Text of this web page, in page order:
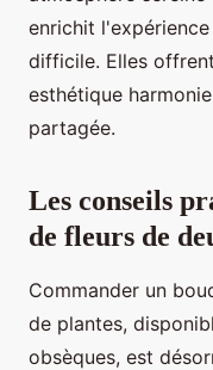
enrichit
difficile. Elles
esthétique
partagée.
Les conseils
de fleurs de
Commander un
de plantes,
obsèques, est